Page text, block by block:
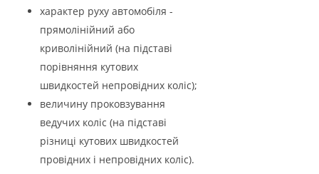
характер руху автомобіля -
прямолінійний або
криволінійний (на підставі
порівняння кутових
швидкостей непровідних коліс);
величину проковзування
ведучих коліс (на підставі
різниці кутових швидкостей
провідних і непровідних коліс).